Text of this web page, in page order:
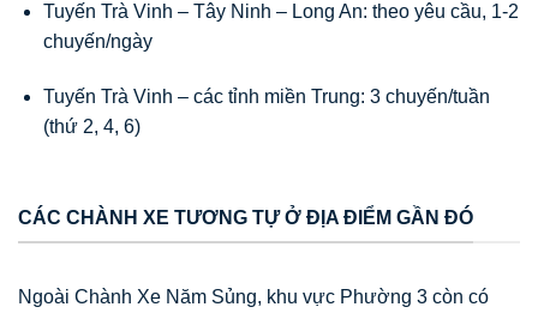
Tuyến Trà Vinh – Tây Ninh – Long An: theo yêu cầu, 1-2
chuyến/ngày
Tuyến Trà Vinh – các tỉnh miền Trung: 3 chuyến/tuần
(thứ 2, 4, 6)
CÁC CHÀNH XE TƯƠNG TỰ Ở ĐỊA ĐIỂM GẦN ĐÓ
Ngoài Chành Xe Năm Sủng, khu vực Phường 3 còn có